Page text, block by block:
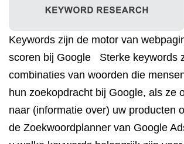
Keywords zijn de motor van
scoren bij Google Sterke keywords
combinaties van woorden die
hun zoekopdracht bij Google, als ze
naar (informatie over) uw producten
de Zoekwoordplanner van Google